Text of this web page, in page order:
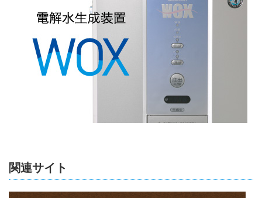
関連サイト